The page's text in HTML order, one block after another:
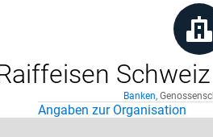
Banken,
Angaben zur Organisation